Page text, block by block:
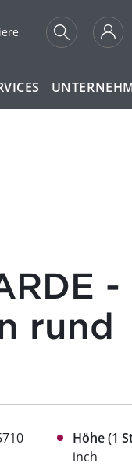
-
rund
Höhe (1
inch